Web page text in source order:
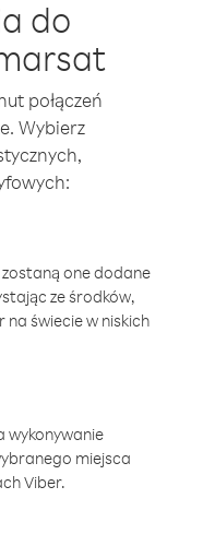
do
połączeń
Wybierz
one dodane
ze środków,
na świecie w niskich
wykonywanie
miejsca
Viber.